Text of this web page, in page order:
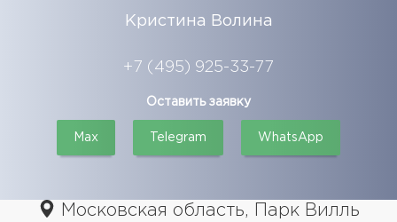
Кристина Волина
+7 (495) 925-33-77
Оставить заявку
Max Telegram WhatsApp
Московская область, Парк Вилль